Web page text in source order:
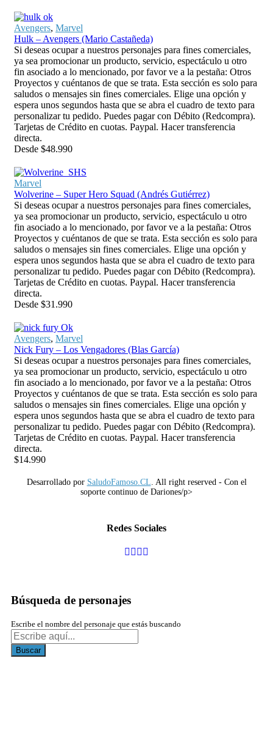
Avengers, Marvel
Hulk – Avengers (Mario Castañeda)
Si deseas ocupar a nuestros personajes para fines comerciales,
ya sea promocionar un producto, servicio, espectáculo u otro
fin asociado a lo mencionado, por favor ve a la pestaña: Otros
Proyectos y cuéntanos de que se trata. Esta sección es solo para
saludos o mensajes sin fines comerciales. Elige una opción y
espera unos segundos hasta que se abra el cuadro de texto para
personalizar tu pedido. Puedes pagar con Débito (Redcompra).
Tarjetas de Crédito en cuotas. Paypal. Hacer transferencia
directa.
Desde $48.990
Marvel
Wolverine – Super Hero Squad (Andrés Gutiérrez)
Si deseas ocupar a nuestros personajes para fines comerciales,
ya sea promocionar un producto, servicio, espectáculo u otro
fin asociado a lo mencionado, por favor ve a la pestaña: Otros
Proyectos y cuéntanos de que se trata. Esta sección es solo para
saludos o mensajes sin fines comerciales. Elige una opción y
espera unos segundos hasta que se abra el cuadro de texto para
personalizar tu pedido. Puedes pagar con Débito (Redcompra).
Tarjetas de Crédito en cuotas. Paypal. Hacer transferencia
directa.
Desde $31.990
Avengers, Marvel
Nick Fury – Los Vengadores (Blas García)
Si deseas ocupar a nuestros personajes para fines comerciales,
ya sea promocionar un producto, servicio, espectáculo u otro
fin asociado a lo mencionado, por favor ve a la pestaña: Otros
Proyectos y cuéntanos de que se trata. Esta sección es solo para
saludos o mensajes sin fines comerciales. Elige una opción y
espera unos segundos hasta que se abra el cuadro de texto para
personalizar tu pedido. Puedes pagar con Débito (Redcompra).
Tarjetas de Crédito en cuotas. Paypal. Hacer transferencia
directa.
$14.990
Desarrollado por SaludoFamoso.CL. All right reserved - Con el
soporte continuo de Dariones/p>
Redes Sociales
Búsqueda de personajes
Escribe el nombre del personaje que estás buscando
Buscar